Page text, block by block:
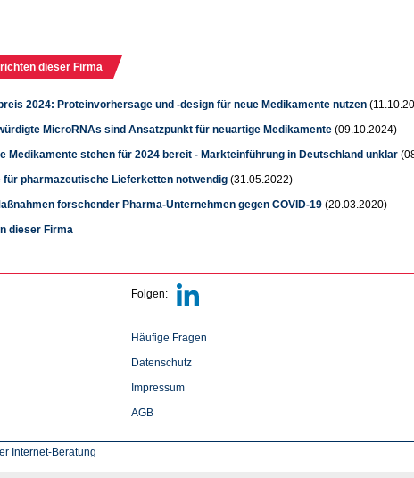
dieser Firma
2024: Proteinvorhersage und -design für neue Medikamente nutzen
MicroRNAs sind Ansatzpunkt für neuartige Medikamente (09.10.2024)
Medikamente stehen für 2024 bereit - Markteinführung in Deutschland unklar
für pharmazeutische Lieferketten notwendig (31.05.2022)
forschender Pharma-Unternehmen gegen COVID-19 (20.03.2020)
dieser Firma
Folgen:
Häufige Fragen
Datenschutz
Impressum
AGB
Internet-Beratung